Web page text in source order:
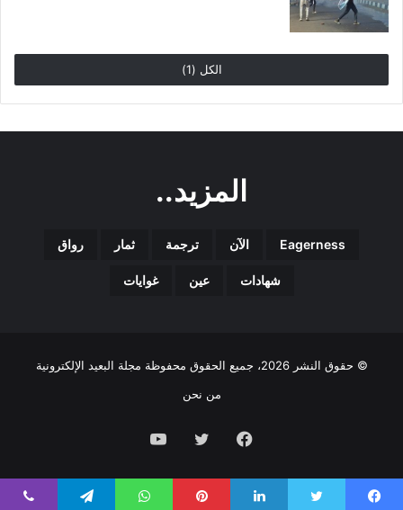
الكل (1)
المزيد..
Eagerness الآن ترجمة ثمار رواق
شهادات عين غوايات
© حقوق النشر 2026، جميع الحقوق محفوظة مجلة البعيد الإلكترونية
من نحن
فيسبوك تويتر